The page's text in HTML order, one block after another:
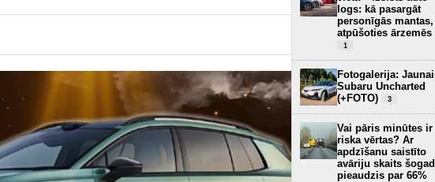
logs: kā pasargāt
personīgās mantas,
atpūšoties ārzemēs
1
Fotogalerija:
Subaru Uncharted
(+FOTO)
3
Vai pāris minūtes ir
riska vērtas? Ar
apdzīšanu saistīto
avāriju skaits šogad
pieaudzis par 66%